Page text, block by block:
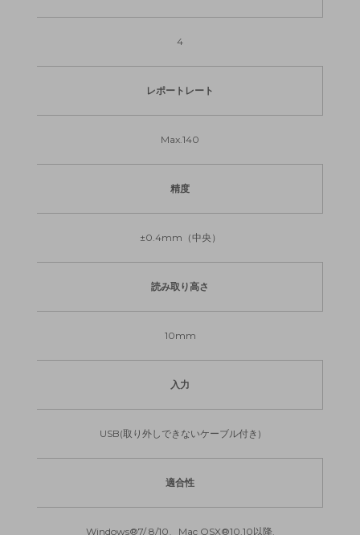
4
レポートレート
Max.140
精度
±0.4mm（中央）
読み取り高さ
10mm
入力
USB(取り外しできないケーブル付き)
適合性
Windows®7/ 8/10、Mac OSX®10.10以降.